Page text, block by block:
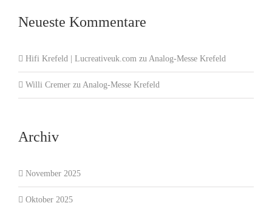
Neueste Kommentare
Hifi Krefeld | Lucreativeuk.com zu Analog-Messe Krefeld
Willi Cremer zu Analog-Messe Krefeld
Archiv
November 2025
Oktober 2025